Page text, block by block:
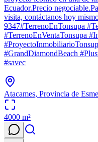
Ecuador.Precio
visita, contáctanos hoy
9347#TerrenoEnTonsupa
#TerrenoEnVentaTonsupa
#GrandDiamondBeach
#savec
Atacames, Provincia de
4000 m²